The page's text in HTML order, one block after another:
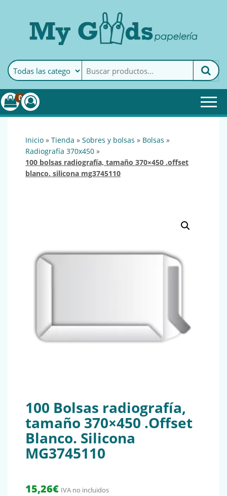
MyGoods · PapeleríaMy Goods es tu papelería
online de confianza. Podrás
encontrar todo lo necesario
0
inicio » tienda » sobres y bolsas » bolsas »
radiografía 370x450 »
100 bolsas radiografía, tamaño 370×450 .offset
blanco. silicona mg3745110
100 Bolsas radiografía,
tamaño 370×450 .Offset
Blanco. Silicona
MG3745110
15,26€ IVA no incluidos